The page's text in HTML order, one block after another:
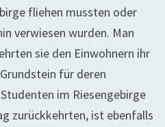
fliehen mussten oder
verwiesen wurden. Man
sie den Einwohnern ihr
für deren
im Riesengebirge
zurückkehrten, ist ebenfalls